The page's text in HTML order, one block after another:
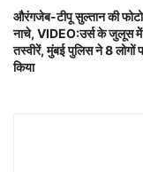
औरंगजेब-टीपू सुल्तान की
नाचे, VIDEO:उर्स के जुलूस में
तस्वीरें, मुंबई पुलिस ने 8 लोगों
किया